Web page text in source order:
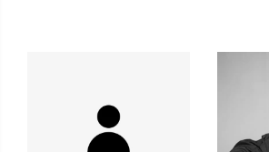
Πάνω, κάτω,